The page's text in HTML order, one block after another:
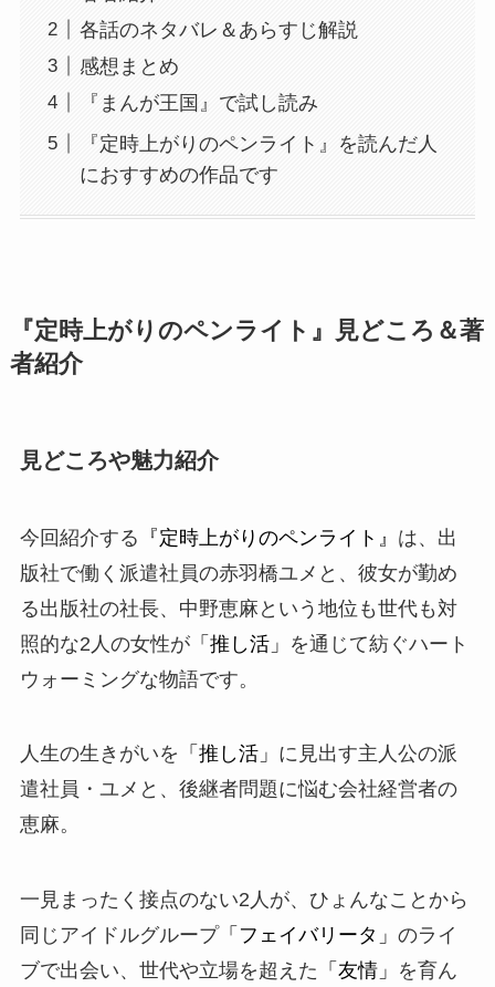
各話のネタバレ＆あらすじ解説
感想まとめ
『まんが王国』で試し読み
『定時上がりのペンライト』を読んだ人
におすすめの作品です
『定時上がりのペンライト』見どころ＆著
者紹介
見どころや魅力紹介
今回紹介する 『定時上がりのペンライト』 は、出
版社で働く派遣社員の赤羽橋ユメ と、彼女が勤め
る出版社の社長、 中野恵麻 という地位も世代も対
照的な2人の女性が「推し活」 を通じて紡ぐハート
ウォーミングな物語です。
人生の生きがいを 「推し活」 に見出す主人公の派
遣社員・ユメと、後継者問題に悩む会社経営者の
恵麻。
一見まったく接点のない2人が、ひょんなことから
同じアイドルグループ「フェイバリータ」 のライ
ブで出会い、世代や立場を超えた 「友情」 を育ん